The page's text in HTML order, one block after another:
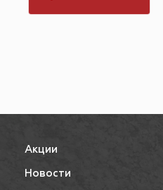
Акции
Новости